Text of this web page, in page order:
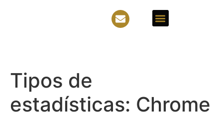
Tipos de
estadísticas: Chrome